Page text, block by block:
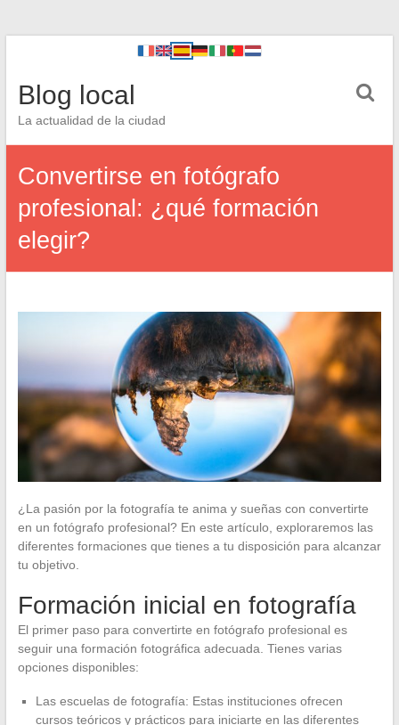
Blog local
La actualidad de la ciudad
Convertirse en fotógrafo
profesional: ¿qué formación
elegir?
¿La pasión por la fotografía te anima y sueñas con convertirte
en un fotógrafo profesional? En este artículo, exploraremos las
diferentes formaciones que tienes a tu disposición para alcanzar
tu objetivo.
Formación inicial en fotografía
El primer paso para convertirte en fotógrafo profesional es
seguir una formación fotográfica adecuada. Tienes varias
opciones disponibles:
Las escuelas de fotografía: Estas instituciones ofrecen
cursos teóricos y prácticos para iniciarte en las diferentes